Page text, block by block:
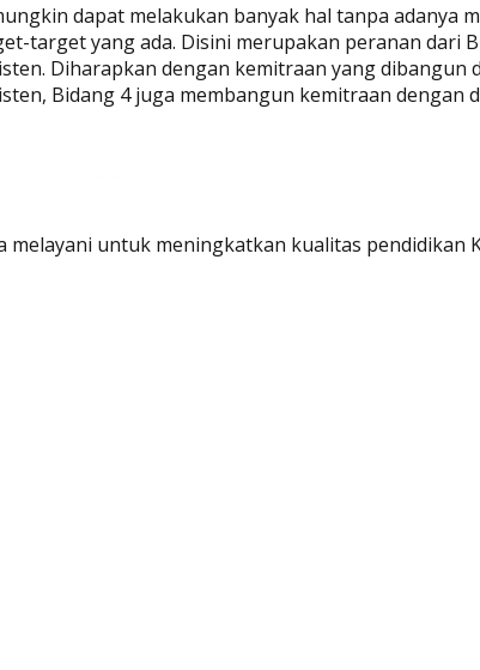
dapat melakukan banyak hal tanpa
target yang ada. Disini merupakan peranan
Diharapkan dengan kemitraan yang
Bidang 4 juga membangun kemitraan dengan
melayani untuk meningkatkan kualitas